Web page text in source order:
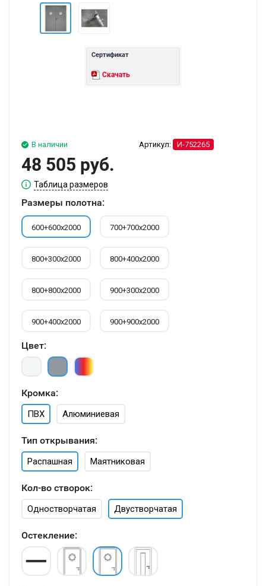
Сертификат
Скачать
Артикул: И-752265
В наличии
48 505 руб.
Таблица размеров
Размеры полотна:
600+600х2000 700+700х2000
800+300х2000 800+400х2000
800+800х2000 900+300х2000
900+400х2000 900+900х2000
Цвет:
Кромка:
ПВХ Алюминиевая
Тип открывания:
Распашная Маятниковая
Кол-во створок:
Одностворчатая Двустворчатая
Остекление: